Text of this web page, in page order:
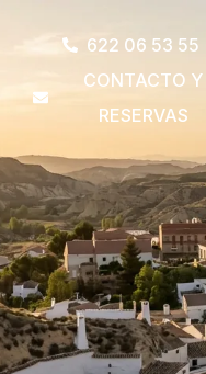
622 06 53 55
CONTACTO Y
RESERVAS